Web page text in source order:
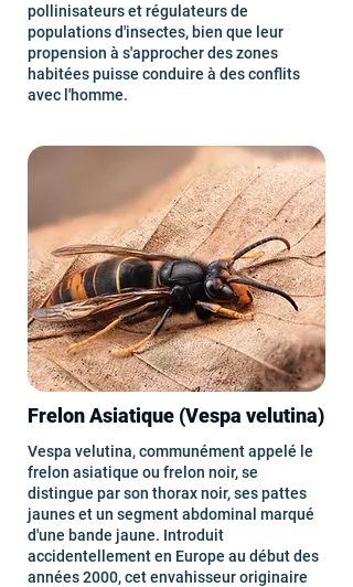
pollinisateurs et régulateurs de
populations d'insectes, bien que leur
propension à s'approcher des zones
habitées puisse conduire à des conflits
avec l'homme.
Frelon Asiatique (Vespa velutina)
Vespa velutina, communément appelé le
frelon asiatique ou frelon noir, se
distingue par son thorax noir, ses pattes
jaunes et un segment abdominal marqué
d'une bande jaune. Introduit
accidentellement en Europe au début des
années 2000, cet envahisseur originaire